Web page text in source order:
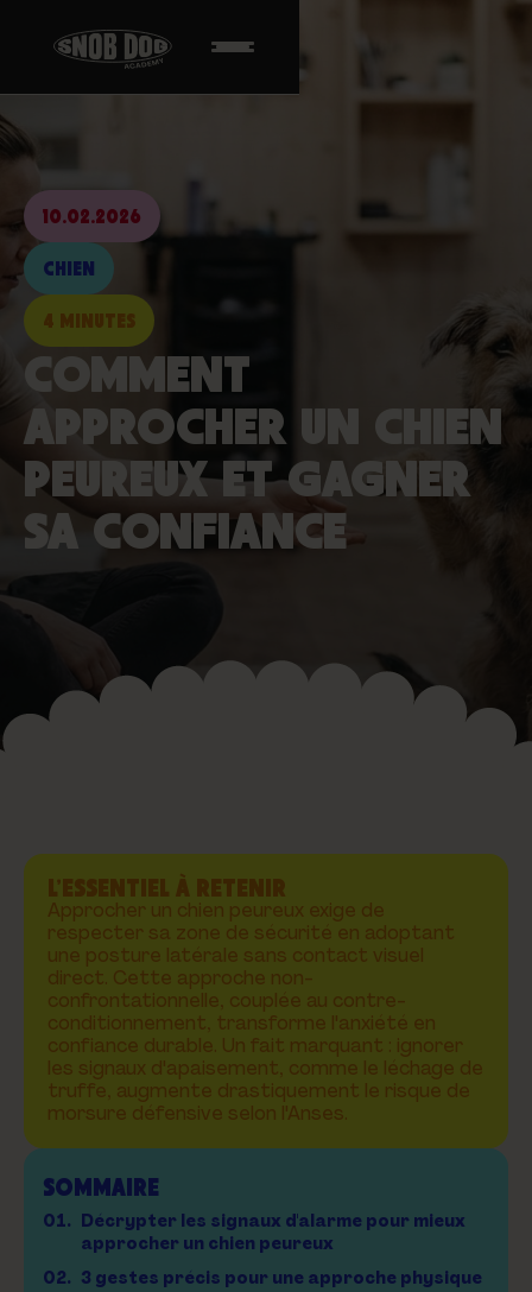
10.02.2026
CHIEN
4 MINUTES
COMMENT
APPROCHER UN CHIEN
PEUREUX ET GAGNER
SA CONFIANCE
L’ESSENTIEL À RETENIR
Approcher un chien peureux exige de
respecter sa zone de sécurité en adoptant
une posture latérale sans contact visuel
direct. Cette approche non-
confrontationnelle, couplée au contre-
conditionnement, transforme l'anxiété en
confiance durable. Un fait marquant : ignorer
les signaux d'apaisement, comme le léchage de
truffe, augmente drastiquement le risque de
morsure défensive selon l'Anses.
SOMMAIRE
01. Décrypter les signaux d'alarme pour mieux
approcher un chien peureux
02. 3 gestes précis pour une approche physique